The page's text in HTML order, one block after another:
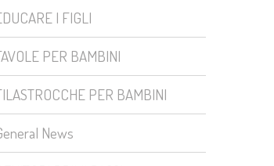
I FIGLI
PER BAMBINI
PER BAMBINI
News